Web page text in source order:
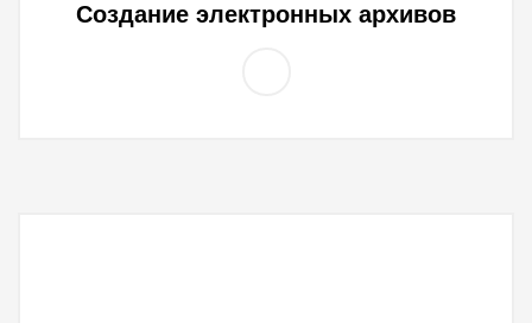
Создание электронных архивов